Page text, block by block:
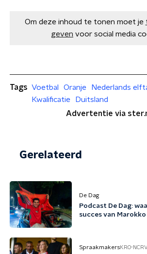
Om deze inhoud te tonen moet je
geven voor social media
Tags Voetbal Oranje
Nederlands
Kwalificatie
Duitsland
Advertentie via
Gerelateerd
De Dag
Podcast De Dag:
succes van
SpraakmakersKRO-